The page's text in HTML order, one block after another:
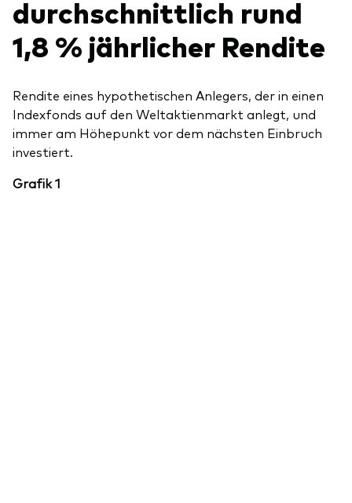
durchschnittlich rund
1,8 % jährlicher Rendite
Rendite eines hypothetischen Anlegers, der in einen
Indexfonds auf den Weltaktienmarkt anlegt, und
immer am Höhepunkt vor dem nächsten Einbruch
investiert.
Grafik 1